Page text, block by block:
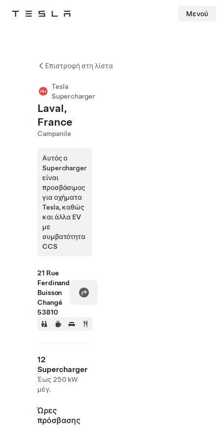
Tesla Μενού
Επιστροφή στη λίστα
Tesla
Supercharger
Laval,
France
Campanile
Αυτός ο
Supercharger
είναι
προσβάσιμος
για οχήματα
Tesla, καθώς
και άλλα EV
με
συμβατότητα
CCS
21 Rue
Ferdinand
Buisson
Changé
53810
12
Supercharger
Έως 250 kW
μέγ.
Ώρες
πρόσβασης